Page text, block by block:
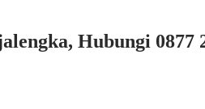
Hubungi 0877